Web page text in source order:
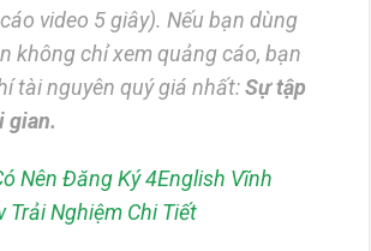
video 5 giây). Nếu bạn dùng
không chỉ xem quảng cáo, bạn
tài nguyên quý giá nhất:Sự tập
gian.
Nên Đăng Ký 4English Vĩnh
Trải Nghiệm Chi Tiết